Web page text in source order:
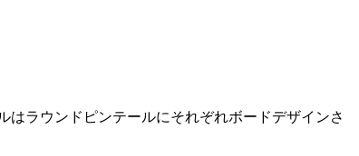
はラウンドピンテールにそれぞれボードデザインさ